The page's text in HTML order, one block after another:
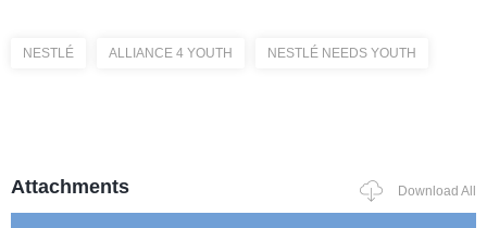
NESTLÉ ALLIANCE 4 YOUTH NESTLÉ NEEDS YOUTH
Attachments Download All